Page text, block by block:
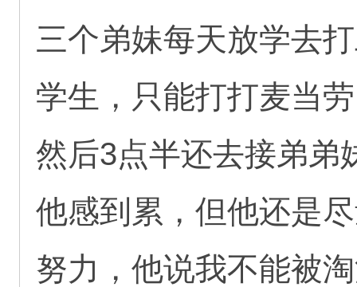
三个弟妹每天放学去
学生，只能打打麦当
然后3点半还去接弟弟
他感到累，但他还是
努力，他说我不能被